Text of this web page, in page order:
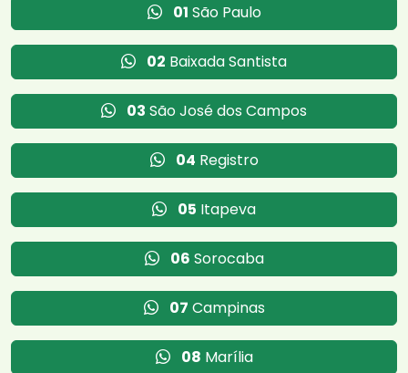
01 São Paulo
02 Baixada Santista
03 São José dos Campos
04 Registro
05 Itapeva
06 Sorocaba
07 Campinas
08 Marília